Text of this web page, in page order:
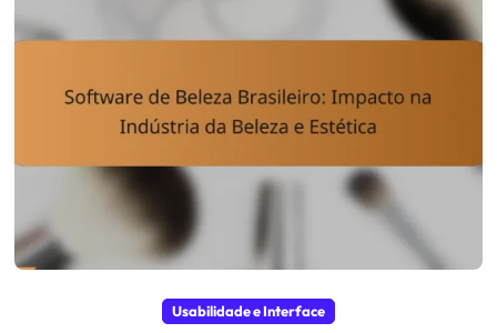
Usabilidade e Interface